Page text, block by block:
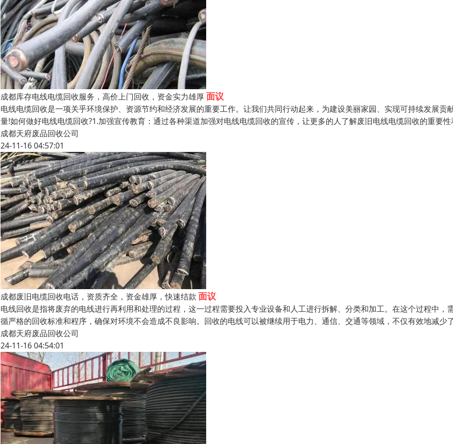
成都库存电线电缆回收服务，高价上门回收，资金实力雄厚面议
电线电缆回收是一项关乎环境保护、资源节约和经济发展的重要工作。让我们共同行动起来，为建设美丽家园、实现可持续发展贡
量!如何做好电线电缆回收?1.加强宣传教育：通过各种渠道加强对电线电缆回收的宣传，让更多的人了解废旧电线电缆回收的重要性
成都天府废品回收公司
24-11-16 04:57:01
成都废旧电缆回收电话，资质齐全，资金雄厚，快速结款 面议
电线回收是指将废弃的电线进行再利用和处理的过程，这一过程需要投入专业设备和人工进行拆解、分类和加工。在这个过程中，
循严格的回收标准和程序，确保对环境不会造成不良影响。回收的电线可以被继续用于电力、通信、交通等领域，不仅有效地减少
成都天府废品回收公司
24-11-16 04:54:01